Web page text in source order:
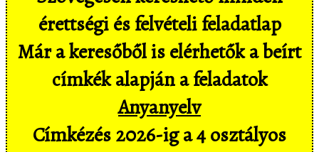
érettségi és felvételi feladatlap
Már a keresőből is elérhetők a beírt
címkék alapján a feladatok
Anyanyelv
Címkézés 2026-ig a 4 osztályos